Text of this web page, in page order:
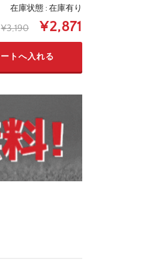
在庫状態 : 在庫有り
¥3,190 ¥2,871